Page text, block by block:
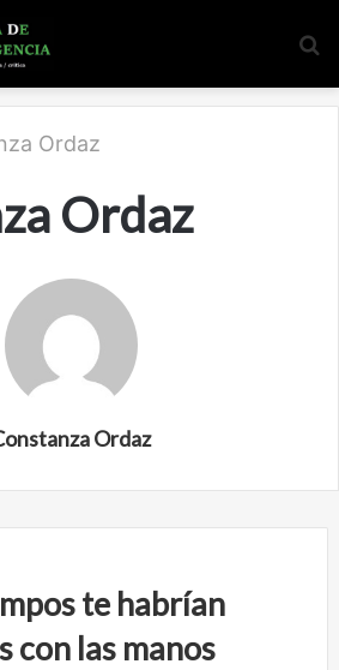
Ordaz
Ordaz
Ordaz
te habrían
con las manos